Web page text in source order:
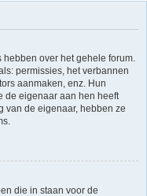
over het gehele forum.
permissies, het verbannen
aanmaken, enz. Hun
de eigenaar aan hen heeft
van de eigenaar, hebben ze
die in staan voor de